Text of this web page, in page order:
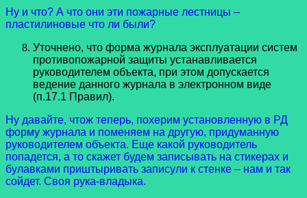
Ну и что? А что они эти пожарные лестницы –
пластилиновые что ли были?
Уточнено, что форма журнала эксплуатации систем
противопожарной защиты устанавливается
руководителем объекта, при этом допускается
ведение данного журнала в электронном виде
(п.17.1 Правил).
Ну давайте, чтож теперь, похерим установленную в РД
форму журнала и поменяем на другую, придуманную
руководителем объекта. Еще какой руководитель
попадется, а то скажет будем записывать на стикерах и
булавками приштыривать записули к стенке – нам и так
сойдет. Своя рука-владыка.